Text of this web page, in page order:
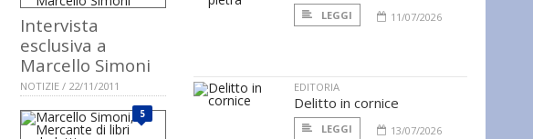
Intervista
esclusiva a
Marcello Simoni
NOTIZIE / 22/11/2011
5
LEGGI 11/07/2026
EDITORIA
Delitto in cornice
LEGGI 13/07/2026